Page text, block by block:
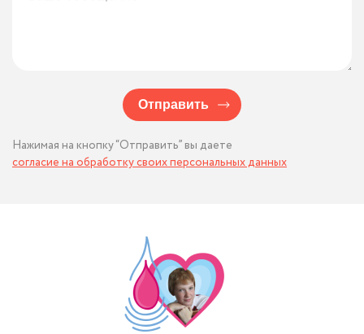
Отправить
Нажимая на кнопку “Отправить” вы даете
согласие на обработку своих персональных данных